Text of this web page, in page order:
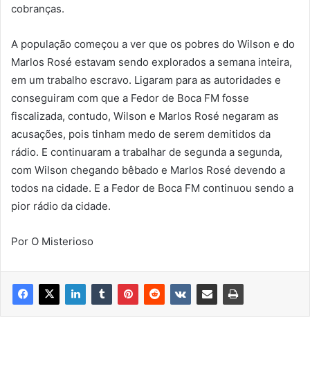
cobranças.
A população começou a ver que os pobres do Wilson e do
Marlos Rosé estavam sendo explorados a semana inteira,
em um trabalho escravo. Ligaram para as autoridades e
conseguiram com que a Fedor de Boca FM fosse
fiscalizada, contudo, Wilson e Marlos Rosé negaram as
acusações, pois tinham medo de serem demitidos da
rádio. E continuaram a trabalhar de segunda a segunda,
com Wilson chegando bêbado e Marlos Rosé devendo a
todos na cidade. E a Fedor de Boca FM continuou sendo a
pior rádio da cidade.
Por O Misterioso